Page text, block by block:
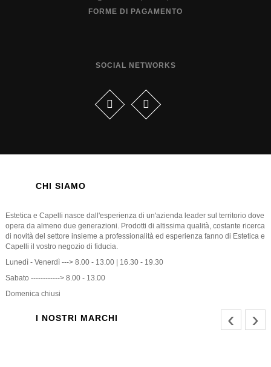
FORME DI PAGAMENTO
SOCIAL NETWORKS
CHI SIAMO
Estetica e Capelli nasce dall'esperienza di un'azienda leader sul territorio dove
opera da almeno due generazioni. Prodotti di altissima qualità, costante ricerca
di novità del settore insieme a professionalità ed esperienza fanno di Estetica e
Capelli il vostro negozio di fiducia.
Lunedì - Venerdì ---> 8.00 - 13.00 | 16.30 - 19.30
Sabato ------------> 8.00 - 13.00
Domenica chiusi
I NOSTRI MARCHI ‹ ›